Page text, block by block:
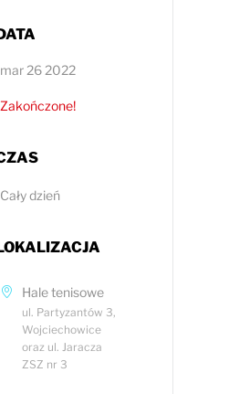
mar 26 2022
Zakończone!
Cały dzień
Hale tenisowe
ul. Partyzantów 3,
Wojciechowice
oraz ul. Jaracza
ZSZ nr 3